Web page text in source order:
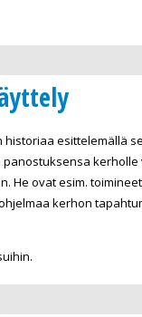
esittelemällä
He ovat esim.
kerhon